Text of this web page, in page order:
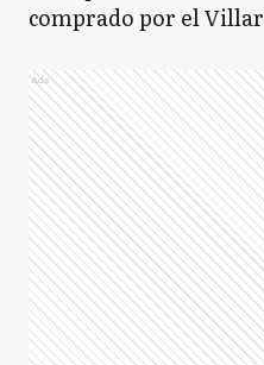
comprado por el
Ads